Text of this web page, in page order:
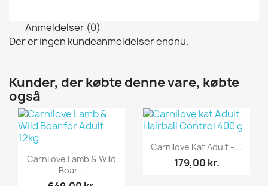
Anmeldelser (0)
Der er ingen kundeanmeldelser endnu.
Kunder, der købte denne vare, købte
også
Vis her
Carnilove Lamb & Wild
Boar...
Vis her
Carnilove Kat Adult –...
179,00 kr.